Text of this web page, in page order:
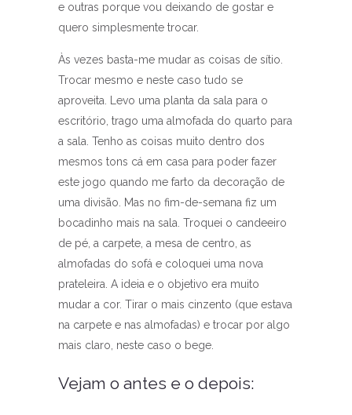
e outras porque vou deixando de gostar e
quero simplesmente trocar.
Às vezes basta-me mudar as coisas de sítio.
Trocar mesmo e neste caso tudo se
aproveita. Levo uma planta da sala para o
escritório, trago uma almofada do quarto para
a sala. Tenho as coisas muito dentro dos
mesmos tons cá em casa para poder fazer
este jogo quando me farto da decoração de
uma divisão. Mas no fim-de-semana fiz um
bocadinho mais na sala. Troquei o candeeiro
de pé, a carpete, a mesa de centro, as
almofadas do sofá e coloquei uma nova
prateleira. A ideia e o objetivo era muito
mudar a cor. Tirar o mais cinzento (que estava
na carpete e nas almofadas) e trocar por algo
mais claro, neste caso o bege.
Vejam o antes e o depois: